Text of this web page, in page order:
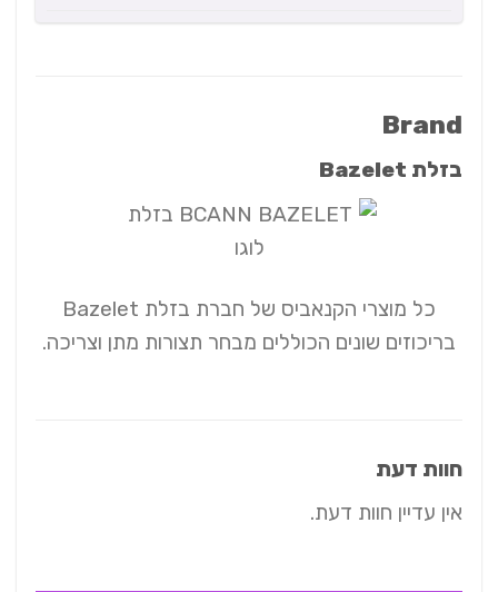
Brand
בזלת Bazelet
כל מוצרי הקנאביס של חברת בזלת Bazelet
בריכוזים שונים הכוללים מבחר תצורות מתן וצריכה.
חוות דעת
אין עדיין חוות דעת.